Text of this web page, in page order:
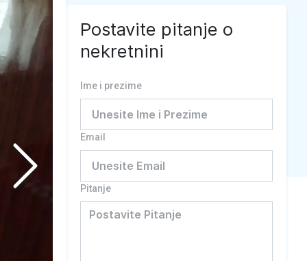
Postavite pitanje o
nekretnini
Ime i prezime
Email
Pitanje